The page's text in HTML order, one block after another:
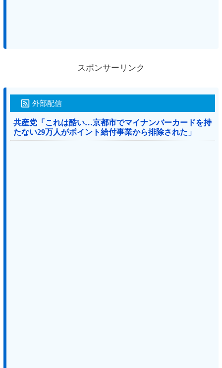
スポンサーリンク
外部配信
共産党「これは酷い…京都市でマイナンバーカードを持
たない29万人がポイント給付事業から排除された」